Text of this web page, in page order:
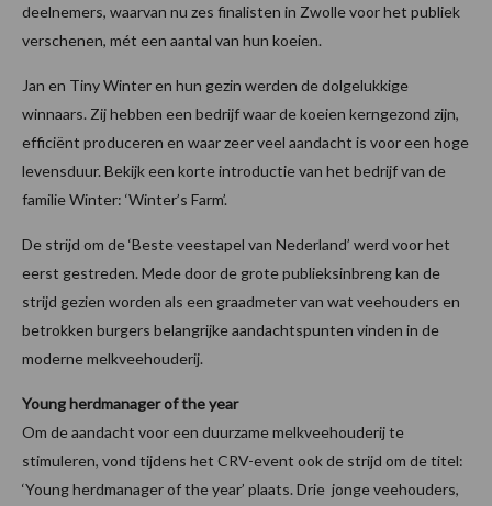
deelnemers, waarvan nu zes finalisten in Zwolle voor het publiek
verschenen, mét een aantal van hun koeien.
Jan en Tiny Winter en hun gezin werden de dolgelukkige
winnaars. Zij hebben een bedrijf waar de koeien kerngezond zijn,
efficiënt produceren en waar zeer veel aandacht is voor een hoge
levensduur. Bekijk een korte introductie van het bedrijf van de
familie Winter: ‘Winter’s Farm’.
De strijd om de ‘Beste veestapel van Nederland’ werd voor het
eerst gestreden. Mede door de grote publieksinbreng kan de
strijd gezien worden als een graadmeter van wat veehouders en
betrokken burgers belangrijke aandachtspunten vinden in de
moderne melkveehouderij.
Young herdmanager of the year
Om de aandacht voor een duurzame melkveehouderij te
stimuleren, vond tijdens het CRV-event ook de strijd om de titel:
‘Young herdmanager of the year’ plaats. Drie jonge veehouders,